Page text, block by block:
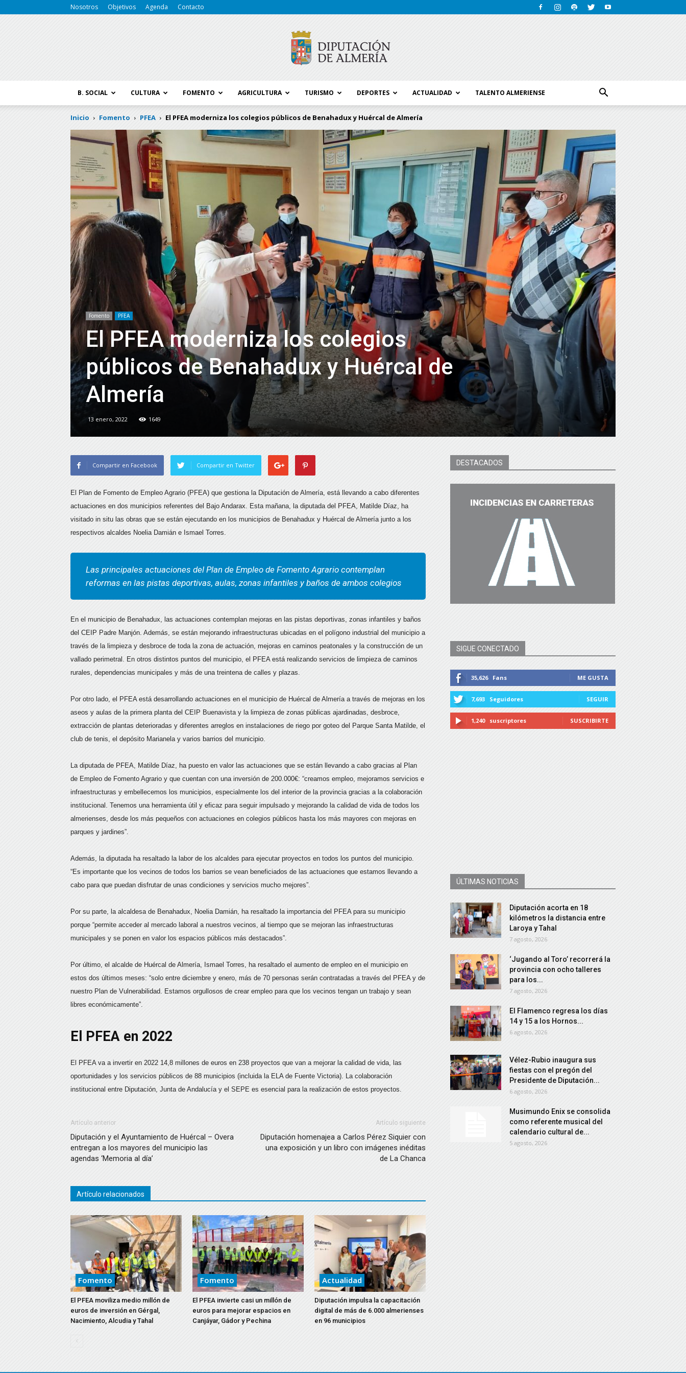
Nosotros Objetivos Agenda Contacto
Diputación
de
Almería
B. SOCIAL CULTURA FOMENTO AGRICULTURA TURISMO DEPORTES ACTUALIDAD TALENTO ALMERIENSE
Inicio Fomento PFEA El PFEA moderniza los colegios públicos de Benahadux y Huércal de Almería
Fomento PFEA
El PFEA moderniza los colegios
públicos de Benahadux y Huércal de
Almería
13 enero, 2022 1649
Compartir en Facebook Compartir en Twitter
El Plan de Fomento de Empleo Agrario (PFEA) que gestiona la Diputación de Almería, está llevando a cabo diferentes
actuaciones en dos municipios referentes del Bajo Andarax. Esta mañana, la diputada del PFEA, Matilde Díaz, ha
visitado in situ las obras que se están ejecutando en los municipios de Benahadux y Huércal de Almería junto a los
respectivos alcaldes Noelia Damián e Ismael Torres.
Las principales actuaciones del Plan de Empleo de Fomento Agrario contemplan
reformas en las pistas deportivas, aulas, zonas infantiles y baños de ambos colegios
En el municipio de Benahadux, las actuaciones contemplan mejoras en las pistas deportivas, zonas infantiles y baños
del CEIP Padre Manjón. Además, se están mejorando infraestructuras ubicadas en el polígono industrial del municipio a
través de la limpieza y desbroce de toda la zona de actuación, mejoras en caminos peatonales y la construcción de un
vallado perimetral. En otros distintos puntos del municipio, el PFEA está realizando servicios de limpieza de caminos
rurales, dependencias municipales y más de una treintena de calles y plazas.
Por otro lado, el PFEA está desarrollando actuaciones en el municipio de Huércal de Almería a través de mejoras en los
aseos y aulas de la primera planta del CEIP Buenavista y la limpieza de zonas públicas ajardinadas, desbroce,
extracción de plantas deterioradas y diferentes arreglos en instalaciones de riego por goteo del Parque Santa Matilde, el
club de tenis, el depósito Marianela y varios barrios del municipio.
La diputada de PFEA, Matilde Díaz, ha puesto en valor las actuaciones que se están llevando a cabo gracias al Plan
de Empleo de Fomento Agrario y que cuentan con una inversión de 200.000€: “creamos empleo, mejoramos servicios e
infraestructuras y embellecemos los municipios, especialmente los del interior de la provincia gracias a la colaboración
institucional. Tenemos una herramienta útil y eficaz para seguir impulsado y mejorando la calidad de vida de todos los
almerienses, desde los más pequeños con actuaciones en colegios públicos hasta los más mayores con mejoras en
parques y jardines”.
Además, la diputada ha resaltado la labor de los alcaldes para ejecutar proyectos en todos los puntos del municipio.
“Es importante que los vecinos de todos los barrios se vean beneficiados de las actuaciones que estamos llevando a
cabo para que puedan disfrutar de unas condiciones y servicios mucho mejores”.
Por su parte, la alcaldesa de Benahadux, Noelia Damián, ha resaltado la importancia del PFEA para su municipio
porque “permite acceder al mercado laboral a nuestros vecinos, al tiempo que se mejoran las infraestructuras
municipales y se ponen en valor los espacios públicos más destacados”.
Por último, el alcalde de Huércal de Almería, Ismael Torres, ha resaltado el aumento de empleo en el municipio en
estos dos últimos meses: “solo entre diciembre y enero, más de 70 personas serán contratadas a través del PFEA y de
nuestro Plan de Vulnerabilidad. Estamos orgullosos de crear empleo para que los vecinos tengan un trabajo y sean
libres económicamente”.
El PFEA en 2022
El PFEA va a invertir en 2022 14,8 millones de euros en 238 proyectos que van a mejorar la calidad de vida, las
oportunidades y los servicios públicos de 88 municipios (incluida la ELA de Fuente Victoria). La colaboración
institucional entre Diputación, Junta de Andalucía y el SEPE es esencial para la realización de estos proyectos.
Artículo anterior
Diputación y el Ayuntamiento de Huércal – Overa
entregan a los mayores del municipio las
agendas ‘Memoria al día’
Artículo siguiente
Diputación homenajea a Carlos Pérez Siquier con
una exposición y un libro con imágenes inéditas
de La Chanca
Artículo relacionados
Fomento
El PFEA moviliza medio millón de
euros de inversión en Gérgal,
Nacimiento, Alcudia y Tahal
Fomento
El PFEA invierte casi un millón de
euros para mejorar espacios en
Canjáyar, Gádor y Pechina
Actualidad
Diputación impulsa la capacitación
digital de más de 6.000 almerienses
en 96 municipios
DESTACADOS
SIGUE CONECTADO
35,626 Fans ME GUSTA
7,693 Seguidores SEGUIR
1,240 suscriptores SUSCRIBIRTE
ÚLTIMAS NOTICIAS
Diputación acorta en 18
kilómetros la distancia entre
Laroya y Tahal
7 agosto, 2026
‘Jugando al Toro’ recorrerá la
provincia con ocho talleres
para los...
7 agosto, 2026
El Flamenco regresa los días
14 y 15 a los Hornos...
6 agosto, 2026
Vélez-Rubio inaugura sus
fiestas con el pregón del
Presidente de Diputación...
6 agosto, 2026
Musimundo Enix se consolida
como referente musical del
calendario cultural de...
5 agosto, 2026